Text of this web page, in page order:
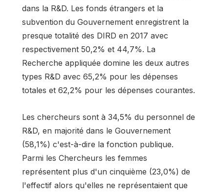
dans la R&D. Les fonds étrangers et la
subvention du Gouvernement enregistrent la
presque totalité des DIRD en 2017 avec
respectivement 50,2% et 44,7%. La
Recherche appliquée domine les deux autres
types R&D avec 65,2% pour les dépenses
totales et 62,2% pour les dépenses courantes.
Les chercheurs sont à 34,5% du personnel de
R&D, en majorité dans le Gouvernement
(58,1%) c'est-à-dire la fonction publique.
Parmi les Chercheurs les femmes
représentent plus d'un cinquième (23,0%) de
l'effectif alors qu'elles ne représentaient que